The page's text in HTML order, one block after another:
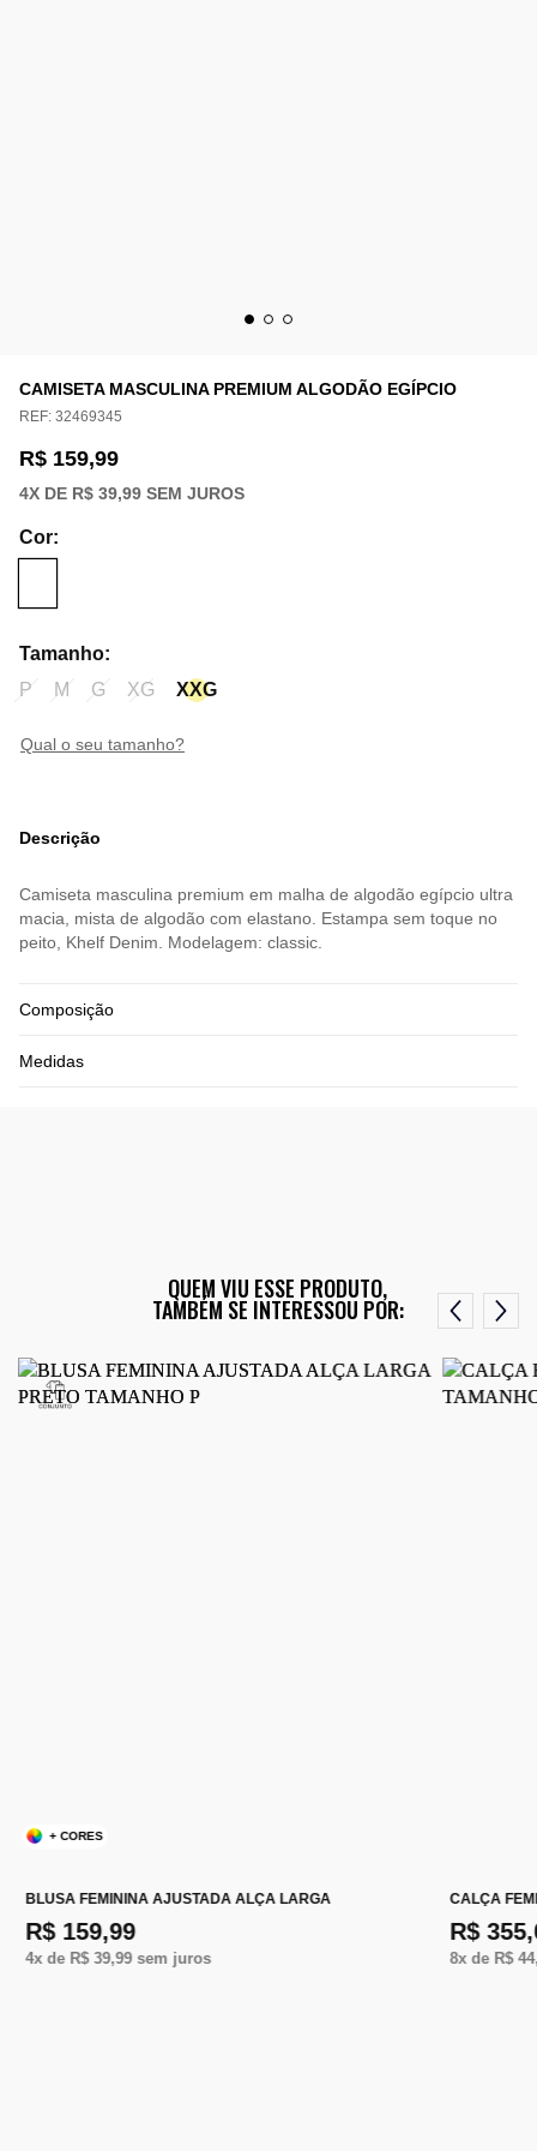
CAMISETA MASCULINA PREMIUM ALGODÃO EGÍPCIO
REF: 32469345
R$ 159,99
4X DE R$ 39,99 SEM JUROS
Cor:
Tamanho:
P
M G XG XXG
qual o seu tamanho?
Descrição
Camiseta masculina premium em malha de algodão egípcio ultra
macia, mista de algodão com elastano. Estampa sem toque no
peito, Khelf Denim. Modelagem: classic.
Composição
Medidas
QUEM VIU ESSE PRODUTO,
TAMBÉM SE INTERESSOU POR:
+ CORES
BLUSA FEMININA AJUSTADA ALÇA LARGA
R$ 159,99
4x de R$ 39,99sem juros
CALÇA
R$
8x de R$